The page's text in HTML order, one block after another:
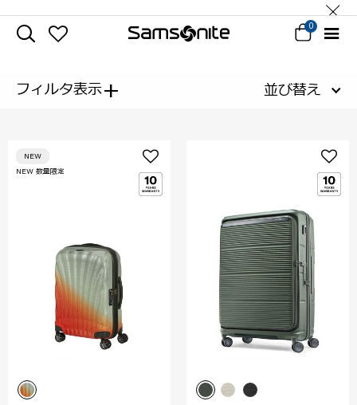
0
フィルタ表示+ 並び替え
NEW 数量限定
NEW